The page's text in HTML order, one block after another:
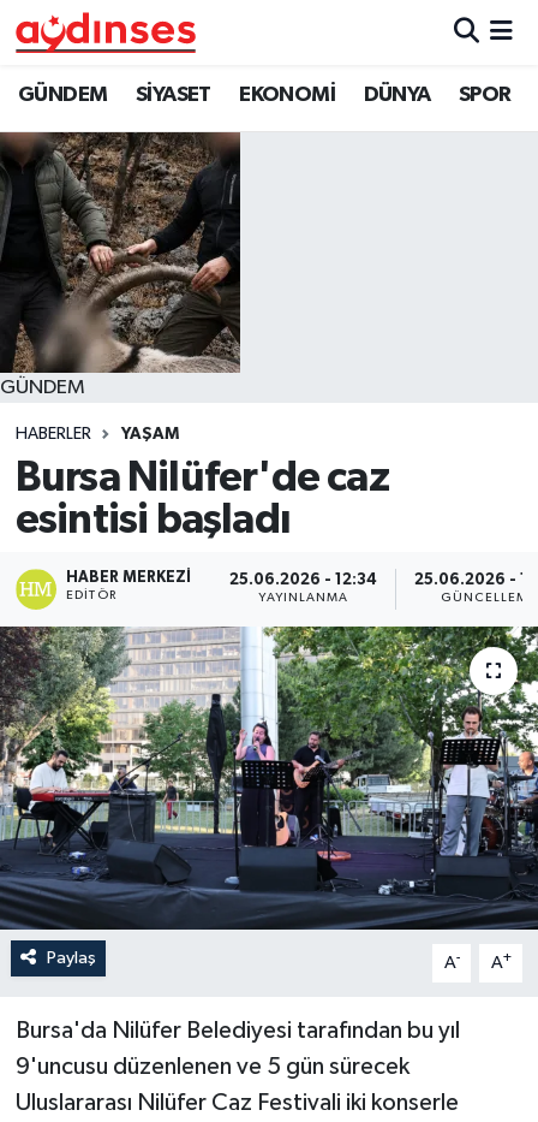
GÜNDEM SİYASET EKONOMİ DÜNYA SPOR
GÜNDEM
HABERLER YAŞAM
Bursa Nilüfer'de caz
esintisi başladı
HABER MERKEZI
EDITÖR
25.06.2026 - 12:34
YAYINLANMA
25.06.2026 -
GÜNCELLEME
Paylaş A- A+
Bursa'da Nilüfer Belediyesi tarafından bu yıl
9'uncusu düzenlenen ve 5 gün sürecek
Uluslararası Nilüfer Caz Festivali iki konserle
GÜNDEM
SİYASET
EKONOMİ
DÜNYA
SPOR
MAGAZİN
YAŞAM
Nöbetçi Eczaneler
Hava Durumu
Aydin Namaz Vakitleri
Trafik Durumu
Süper Lig Puan Durumu ve Fikstür
Tüm Manşetler
Son Dakika Haberleri
Haber Arşivi